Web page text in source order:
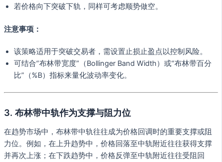
若价格向下突破下轨，同样可考虑顺势做空。
注意事项：
该策略适用于突破交易者，需设置止损止盈点以控制风险。
可结合“布林带宽度”（Bollinger Band Width）或“布林带百分
比”（%B）指标来量化波动率变化。
3. 布林带中轨作为支撑与阻力位
在趋势市场中，布林带中轨往往成为价格回调时的重要支撑或阻
力位。例如，在上升趋势中，价格回落至中轨附近往往获得支撑
并再次上涨；在下跌趋势中，价格反弹至中轨附近往往受阻回